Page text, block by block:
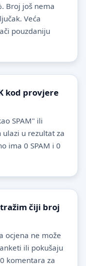
Broj još nema
Veća
pouzdaniju
kod provjere
SPAM" ili
ulazi u rezultat za
ima 0 SPAM i 0
čiji broj
ocjena ne može
ili pokušaju
komentara za